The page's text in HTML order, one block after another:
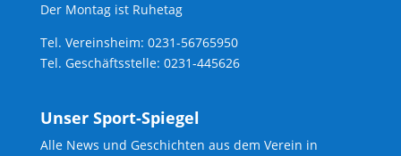
Der Montag ist Ruhetag
Tel. Vereinsheim: 0231-56765950
Tel. Geschäftsstelle: 0231-445626
Unser Sport-Spiegel
Alle News und Geschichten aus dem Verein in